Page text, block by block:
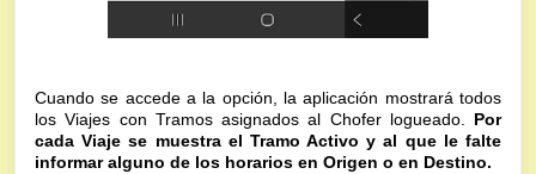
Cuando se accede a la opción, la aplicación mostrará todos
los Viajes con Tramos asignados al Chofer logueado. Por
cada Viaje se muestra el Tramo Activo y al que le falte
informar alguno de los horarios en Origen o en Destino.